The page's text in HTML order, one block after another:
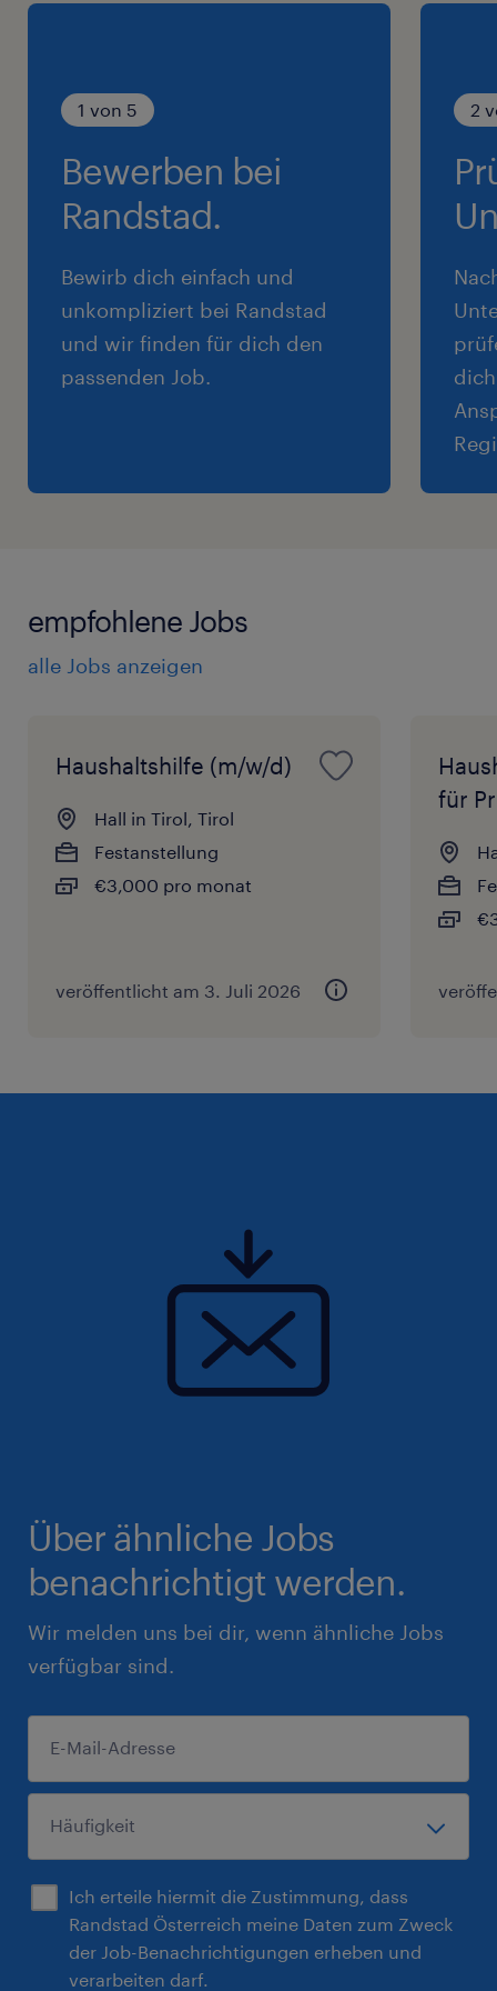
1 von 5
Bewerben bei
Randstad.
Bewirb dich einfach und
unkompliziert bei Randstad
und wir finden für dich den
passenden Job.
2
empfohlene Jobs
alle Jobs anzeigen
Haushaltshilfe (m/w/d)
Hall in Tirol, Tirol
Festanstellung
€3,000 pro monat
veröffentlicht am 3. Juli 2026
für
Über ähnliche Jobs
benachrichtigt werden.
Wir melden uns bei dir, wenn ähnliche Jobs
verfügbar sind.
Ich erteile hiermit die Zustimmung, dass
Randstad Österreich meine Daten zum Zweck
der Job-Benachrichtigungen erheben und
verarbeiten darf.